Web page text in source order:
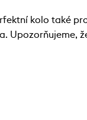
kolo také
Upozorňujeme,